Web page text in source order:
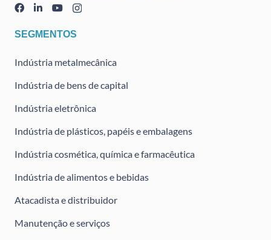
SEGMENTOS
Indústria metalmecânica
Indústria de bens de capital
Indústria eletrônica
Indústria de plásticos, papéis e embalagens
Indústria cosmética, química e farmacêutica
Indústria de alimentos e bebidas
Atacadista e distribuidor
Manutenção e serviços